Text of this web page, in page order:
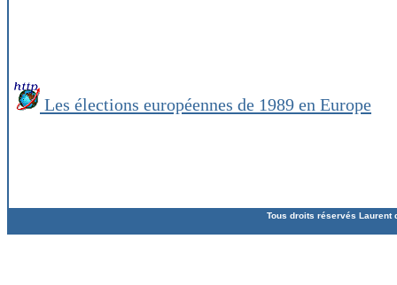
Les élections européennes de 1989 en Europe
Tous droits réservés Laurent